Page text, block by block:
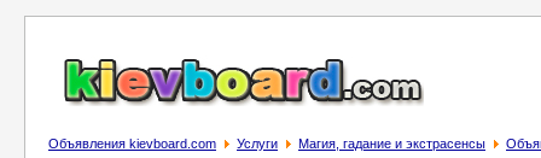
Объявления kievboard.com Услуги Магия, гадание и экстрасенсы